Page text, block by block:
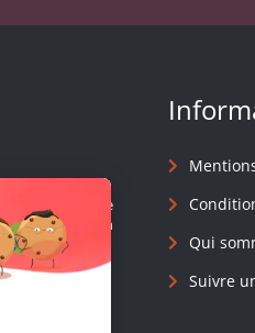
de l'Homme
en
Qui
Suivre